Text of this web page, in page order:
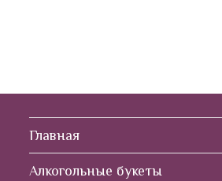
Главная
Алкогольные букеты